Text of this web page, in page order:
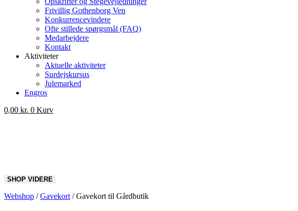
Frivillig Gothenborg Ven
Konkurrencevindere
Ofte stillede spørgsmål (FAQ)
Medarbejdere
Kontakt
Aktiviteter
Aktuelle aktiviteter
Surdejskursus
Julemarked
Engros
0,00 kr. 0 Kurv
Webshop /Gavekort /Gavekort til Gårdbutik